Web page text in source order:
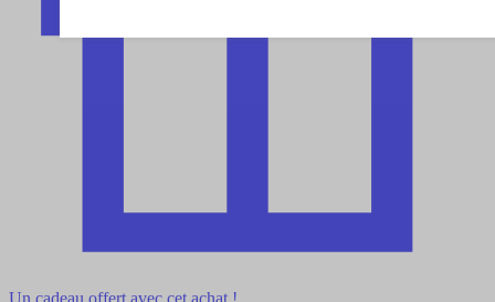
Un cadeau offert avec cet achat !